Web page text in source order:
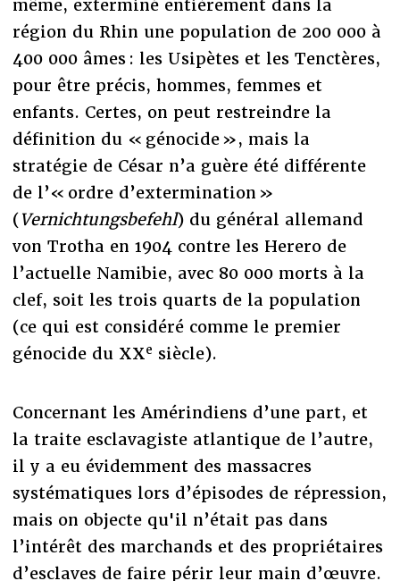
même, exterminé entièrement dans la
région du Rhin une population de 200 000 à
400 000 âmes : les Usipètes et les Tenctères,
pour être précis, hommes, femmes et
enfants. Certes, on peut restreindre la
définition du « génocide », mais la
stratégie de César n’a guère été différente
de l’« ordre d’extermination »
(Vernichtungsbefehl) du général allemand
von Trotha en 1904 contre les Herero de
l’actuelle Namibie, avec 80 000 morts à la
clef, soit les trois quarts de la population
(ce qui est considéré comme le premier
génocide du XXe siècle).
Concernant les Amérindiens d’une part, et
la traite esclavagiste atlantique de l’autre,
il y a eu évidemment des massacres
systématiques lors d’épisodes de répression,
mais on objecte qu'il n’était pas dans
l’intérêt des marchands et des propriétaires
d’esclaves de faire périr leur main d’œuvre.